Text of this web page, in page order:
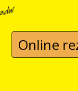
Online